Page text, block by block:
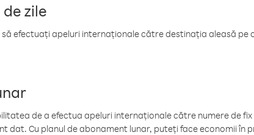
zile
să efectuați apeluri internaționale către destinația aleasă pe
de a efectua apeluri internaționale către numere de
dat. Cu planul de abonament lunar, puteți face economii în